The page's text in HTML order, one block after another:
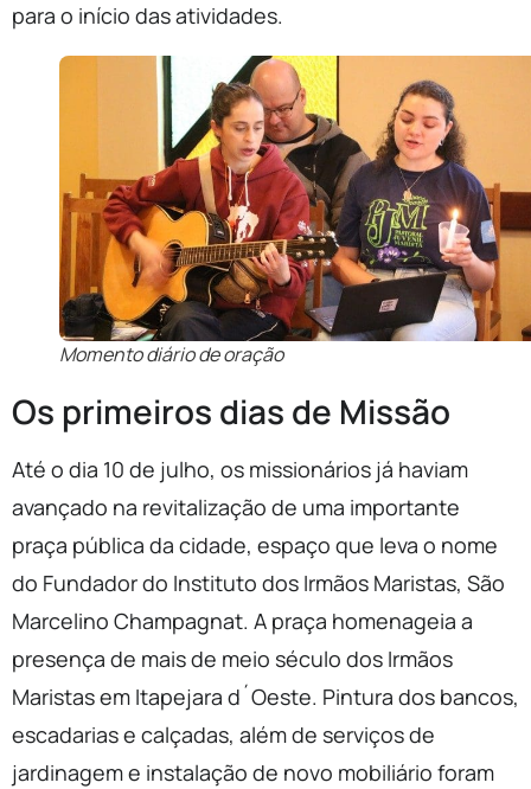
para o início das atividades.
Momento diário de oração
Os primeiros dias de Missão
Até o dia 10 de julho, os missionários já haviam
avançado na revitalização de uma importante
praça pública da cidade, espaço que leva o nome
do Fundador do Instituto dos Irmãos Maristas, São
Marcelino Champagnat. A praça homenageia a
presença de mais de meio século dos Irmãos
Maristas em Itapejara d´Oeste. Pintura dos bancos,
escadarias e calçadas, além de serviços de
jardinagem e instalação de novo mobiliário foram